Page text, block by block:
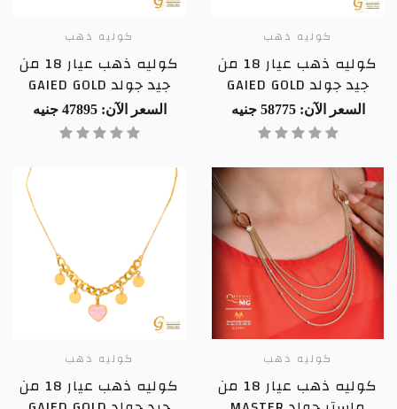
كوليه ذهب
كوليه ذهب عيار 18 من
جيد جولد GAIED GOLD
السعر الآن: 58775 جنيه
كوليه ذهب
كوليه ذهب عيار 18 من
جيد جولد GAIED GOLD
السعر الآن: 47895 جنيه
كوليه ذهب
كوليه ذهب عيار 18 من
كوليه ذهب
كوليه ذهب عيار 18 من